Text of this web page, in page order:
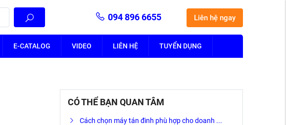
094 896 6655 Liên hệ ngay
E-CATALOG VIDEO LIÊN HỆ TUYỂN DỤNG
CÓ THỂ BẠN QUAN TÂM
Cách chọn máy tán đinh phù hợp cho doanh ...